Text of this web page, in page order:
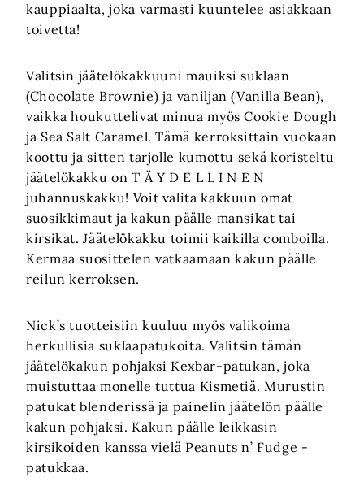
kauppiaalta, joka varmasti kuuntelee asiakkaan
toivetta!
Valitsin jäätelökakkuuni mauiksi suklaan
(Chocolate Brownie) ja vaniljan (Vanilla Bean),
vaikka houkuttelivat minua myös Cookie Dough
ja Sea Salt Caramel. Tämä kerroksittain vuokaan
koottu ja sitten tarjolle kumottu sekä koristeltu
jäätelökakku on T Ä Y D E L L I N E N
juhannuskakku! Voit valita kakkuun omat
suosikkimaut ja kakun päälle mansikat tai
kirsikat. Jäätelökakku toimii kaikilla comboilla.
Kermaa suosittelen vatkaamaan kakun päälle
reilun kerroksen.
Nick’s tuotteisiin kuuluu myös valikoima
herkullisia suklaapatukoita. Valitsin tämän
jäätelökakun pohjaksi Kexbar-patukan, joka
muistuttaa monelle tuttua Kismetiä. Murustin
patukat blenderissä ja painelin jäätelön päälle
kakun pohjaksi. Kakun päälle leikkasin
kirsikoiden kanssa vielä Peanuts n’ Fudge -
patukkaa.